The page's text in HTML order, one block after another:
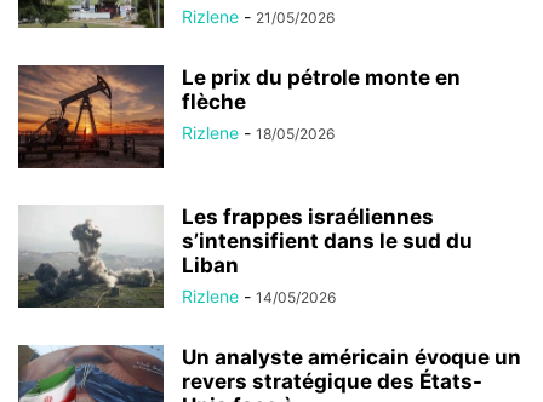
Rizlene - 21/05/2026
Le prix du pétrole monte en
flèche
Rizlene - 18/05/2026
Les frappes israéliennes
s’intensifient dans le sud du
Liban
Rizlene - 14/05/2026
Un analyste américain évoque un
revers stratégique des États-